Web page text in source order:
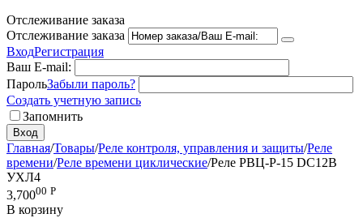
Отслеживание заказа
Отслеживание заказа
ВходРегистрация
Ваш E-mail:
ПарольЗабыли пароль?
Создать учетную запись
Запомнить
Вход
Главная/Товары/Реле контроля, управления и защиты/Реле
времени/Реле времени циклические/Реле РВЦ-Р-15 DC12В
УХЛ4
3,70000 Р
В корзину